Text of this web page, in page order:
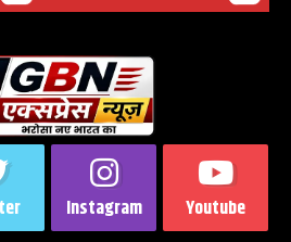
Instagram Youtube